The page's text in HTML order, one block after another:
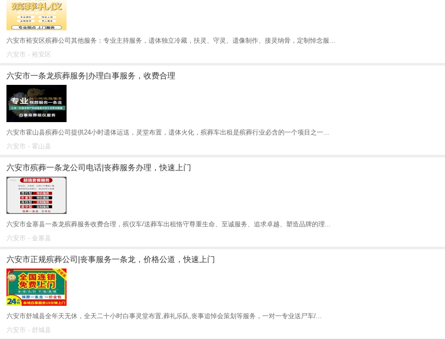
六安市裕安区殡葬公司其他服务：专业主持服务，遗体独立冷藏，扶灵、守灵、遗像制作、接灵纳骨，定制悼念服...
六安市 - 裕安区
六安市一条龙殡葬服务|办理白事服务，收费合理
六安市霍山县殡葬公司提供24小时遗体运送，灵堂布置，遗体火化，殡葬车出租是殡葬行业必含的一个项目之一...
六安市 - 霍山县
六安市殡葬一条龙公司电话|丧葬服务办理，快速上门
六安市金寨县一条龙殡葬服务收费合理，殡仪车/送葬车出租恪守尊重生命、至诚服务、追求卓越、塑造品牌的理...
六安市 - 金寨县
六安市正规殡葬公司|丧事服务一条龙，价格公道，快速上门
六安市舒城县全年天无休，全天二十小时白事灵堂布置,葬礼乐队,丧事追悼会策划等服务，一对一专业送尸车/...
六安市 - 舒城县